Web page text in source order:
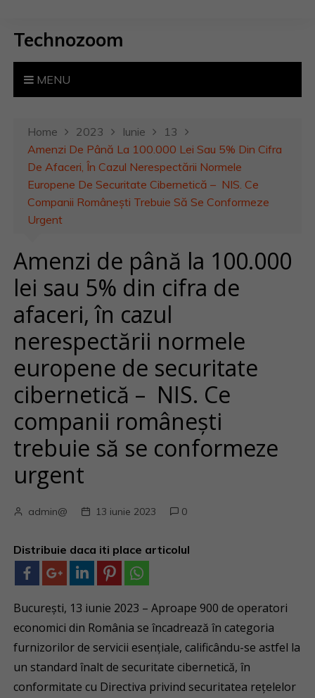
Technozoom
MENU
Home 2023 Iunie
13
Amenzi De Până La 100.000 Lei Sau 5% Din Cifra
De Afaceri, În Cazul Nerespectării Normele
Europene De Securitate Cibernetică – NIS. Ce
Companii Românești Trebuie Să Se Conformeze
Urgent
Amenzi de până la 100.000
lei sau 5% din cifra de
afaceri, în cazul
nerespectării normele
europene de securitate
cibernetică – NIS. Ce
companii românești
trebuie să se conformeze
urgent
admin@ 13 iunie 2023 0
Distribuie daca iti place articolul
București, 13 iunie 2023 – Aproape 900 de operatori
economici din România se încadrează în categoria
furnizorilor de servicii esențiale, calificându-se astfel la
un standard înalt de securitate cibernetică, în
conformitate cu Directiva privind securitatea rețelelor